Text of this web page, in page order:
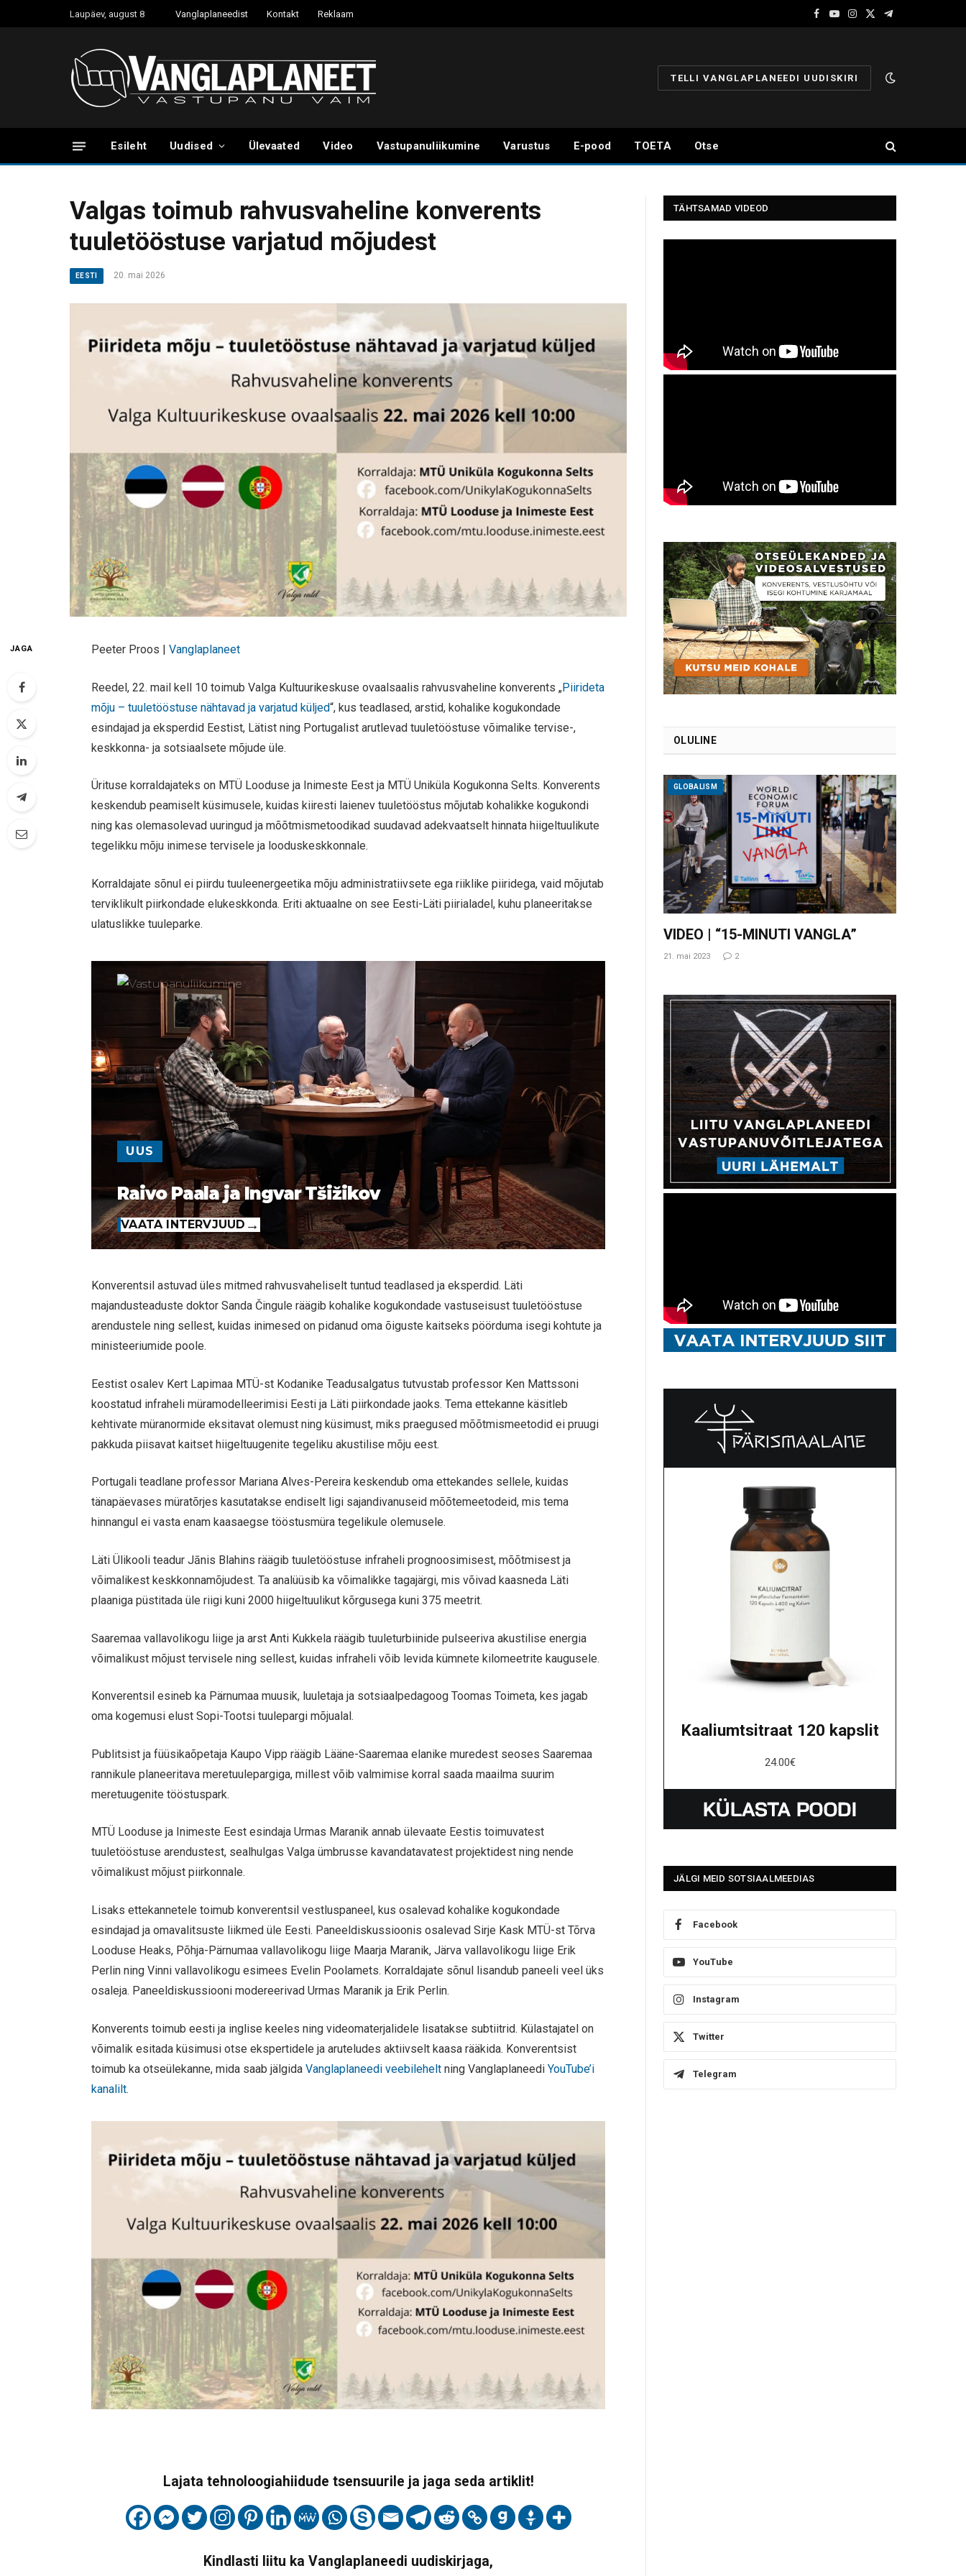
Laupäev, august 8 Vanglaplaneedist Kontakt Reklaam
Facebook
YouTube
Instagram
X
Telegram
TELLI VANGLAPLANEEDI UUDISKIRI
Esileht Uudised Ülevaated Video Vastupanuliikumine Varustus E-pood TOETA Otse
Valgas toimub rahvusvaheline konverents
tuuletööstuse varjatud mõjudest
EESTI 20. mai 2026
JAGA Peeter Proos |Vanglaplaneet
Reedel, 22. mail kell 10 toimub Valga Kultuurikeskuse ovaalsaalis rahvusvaheline konverents „Piirideta
mõju – tuuletööstuse nähtavad ja varjatud küljed“, kus teadlased, arstid, kohalike kogukondade
esindajad ja eksperdid Eestist, Lätist ning Portugalist arutlevad tuuletööstuse võimalike tervise-,
keskkonna- ja sotsiaalsete mõjude üle.
Ürituse korraldajateks on MTÜ Looduse ja Inimeste Eest ja MTÜ Uniküla Kogukonna Selts. Konverents
keskendub peamiselt küsimusele, kuidas kiiresti laienev tuuletööstus mõjutab kohalikke kogukondi
ning kas olemasolevad uuringud ja mõõtmismetoodikad suudavad adekvaatselt hinnata hiigeltuulikute
tegelikku mõju inimese tervisele ja looduskeskkonnale.
Korraldajate sõnul ei piirdu tuuleenergeetika mõju administratiivsete ega riiklike piiridega, vaid mõjutab
terviklikult piirkondade elukeskkonda. Eriti aktuaalne on see Eesti-Läti piirialadel, kuhu planeeritakse
ulatuslikke tuuleparke.
UUS
Raivo Paala ja Ingvar Tšižikov
VAATA INTERVJUUD
Konverentsil astuvad üles mitmed rahvusvaheliselt tuntud teadlased ja eksperdid. Läti
majandusteaduste doktor Sanda Čingule räägib kohalike kogukondade vastuseisust tuuletööstuse
arendustele ning sellest, kuidas inimesed on pidanud oma õiguste kaitseks pöörduma isegi kohtute ja
ministeeriumide poole.
Eestist osalev Kert Lapimaa MTÜ-st Kodanike Teadusalgatus tutvustab professor Ken Mattssoni
koostatud infraheli müramodelleerimisi Eesti ja Läti piirkondade jaoks. Tema ettekanne käsitleb
kehtivate müranormide eksitavat olemust ning küsimust, miks praegused mõõtmismeetodid ei pruugi
pakkuda piisavat kaitset hiigeltuugenite tegeliku akustilise mõju eest.
Portugali teadlane professor Mariana Alves-Pereira keskendub oma ettekandes sellele, kuidas
tänapäevases müratõrjes kasutatakse endiselt ligi sajandivanuseid mõõtemeetodeid, mis tema
hinnangul ei vasta enam kaasaegse tööstusmüra tegelikule olemusele.
Läti Ülikooli teadur Jānis Blahins räägib tuuletööstuse infraheli prognoosimisest, mõõtmisest ja
võimalikest keskkonnamõjudest. Ta analüüsib ka võimalikke tagajärgi, mis võivad kaasneda Läti
plaaniga püstitada üle riigi kuni 2000 hiigeltuulikut kõrgusega kuni 375 meetrit.
Saaremaa vallavolikogu liige ja arst Anti Kukkela räägib tuuleturbiinide pulseeriva akustilise energia
võimalikust mõjust tervisele ning sellest, kuidas infraheli võib levida kümnete kilomeetrite kaugusele.
Konverentsil esineb ka Pärnumaa muusik, luuletaja ja sotsiaalpedagoog Toomas Toimeta, kes jagab
oma kogemusi elust Sopi-Tootsi tuulepargi mõjualal.
Publitsist ja füüsikaõpetaja Kaupo Vipp räägib Lääne-Saaremaa elanike muredest seoses Saaremaa
rannikule planeeritava meretuulepargiga, millest võib valmimise korral saada maailma suurim
meretuugenite tööstuspark.
MTÜ Looduse ja Inimeste Eest esindaja Urmas Maranik annab ülevaate Eestis toimuvatest
tuuletööstuse arendustest, sealhulgas Valga ümbrusse kavandatavatest projektidest ning nende
võimalikust mõjust piirkonnale.
Lisaks ettekannetele toimub konverentsil vestluspaneel, kus osalevad kohalike kogukondade
esindajad ja omavalitsuste liikmed üle Eesti. Paneeldiskussioonis osalevad Sirje Kask MTÜ-st Tõrva
Looduse Heaks, Põhja-Pärnumaa vallavolikogu liige Maarja Maranik, Järva vallavolikogu liige Erik
Perlin ning Vinni vallavolikogu esimees Evelin Poolamets. Korraldajate sõnul lisandub paneeli veel üks
osaleja. Paneeldiskussiooni modereerivad Urmas Maranik ja Erik Perlin.
Konverents toimub eesti ja inglise keeles ning videomaterjalidele lisatakse subtiitrid. Külastajatel on
võimalik esitada küsimusi otse ekspertidele ja aruteludes aktiivselt kaasa rääkida. Konverentsist
toimub ka otseülekanne, mida saab jälgidaVanglaplaneedi veebilehelt ning VanglaplaneediYouTube’i
kanalilt.
Lajata tehnoloogiahiidude tsensuurile ja jaga seda artiklit!
Kindlasti liitu ka Vanglaplaneedi uudiskirjaga,
TÄHTSAMAD VIDEOD
OLULINE
GLOBALISM
VIDEO | “15-MINUTI VANGLA”
21. mai 2023 2
Kaaliumtsitraat 120 kapslit
24.00€
JÄLGI MEID SOTSIAALMEEDIAS
Facebook
YouTube
Instagram
Twitter
Telegram